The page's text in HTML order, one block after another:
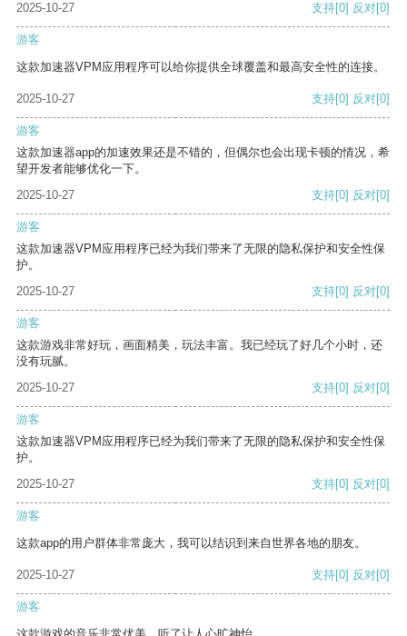
2025-10-27
支持[0] 反对[0]
游客
这款加速器VPM应用程序可以给你提供全球覆盖和最高安全性的连接。
2025-10-27 支持[0] 反对[0]
游客
这款加速器app的加速效果还是不错的，但偶尔也会出现卡顿的情况，希
望开发者能够优化一下。
2025-10-27
支持[0] 反对[0]
游客
这款加速器VPM应用程序已经为我们带来了无限的隐私保护和安全性保
护。
2025-10-27
支持[0] 反对[0]
游客
这款游戏非常好玩，画面精美，玩法丰富。我已经玩了好几个小时，还
没有玩腻。
2025-10-27
支持[0] 反对[0]
游客
这款加速器VPM应用程序已经为我们带来了无限的隐私保护和安全性保
护。
2025-10-27
支持[0] 反对[0]
游客
这款app的用户群体非常庞大，我可以结识到来自世界各地的朋友。
2025-10-27 支持[0] 反对[0]
游客